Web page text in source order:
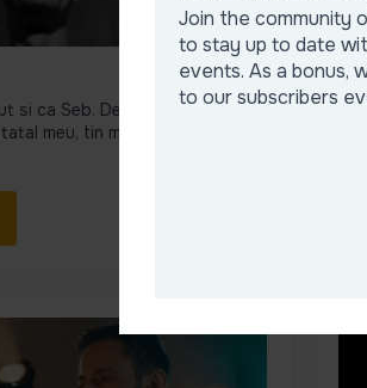
si ca Seb. Deschiderea catre
meu, tin minte ca mi-a pus o
Join the community
to stay up to date
events. As a bonus,
to our subscribers